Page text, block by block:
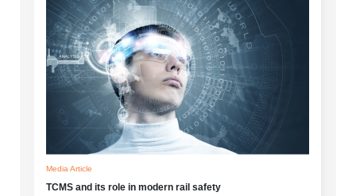
Media Article
TCMS and its role in modern rail safety